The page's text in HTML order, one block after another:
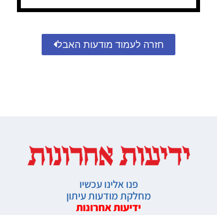
חזרה לעמוד מודעות האבל
פנו אלינו עכשיו
מחלקת מודעות עיתון
ידיעות אחרונות